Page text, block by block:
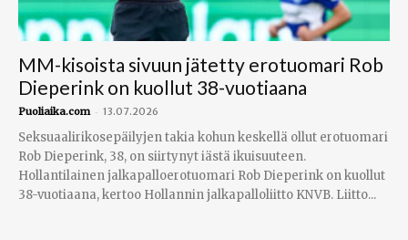
MM-kisoista sivuun jätetty erotuomari Rob
Dieperink on kuollut 38-vuotiaana
Puoliaika.com - 13.07.2026
Seksuaalirikosepäilyjen takia kohun keskellä ollut erotuomari
Rob Dieperink, 38, on siirtynyt iästä ikuisuuteen.
Hollantilainen jalkapalloerotuomari Rob Dieperink on kuollut
38-vuotiaana, kertoo Hollannin jalkapalloliitto KNVB. Liitto...